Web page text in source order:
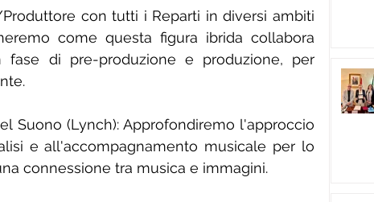
con tutti i Reparti in diversi ambiti
come questa figura ibrida collabora
fase di pre-produzione e produzione, per
Suono (Lynch): Approfondiremo l'approccio
e all'accompagnamento musicale per lo
connessione tra musica e immagini.